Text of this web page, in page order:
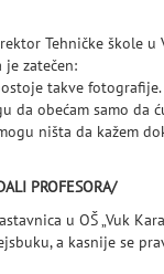
Tehničke škole
je zatečen:
takve
da obećam samo da
ništa da kažem
PROFESORA/
u OŠ „Vuk
a kasnije se